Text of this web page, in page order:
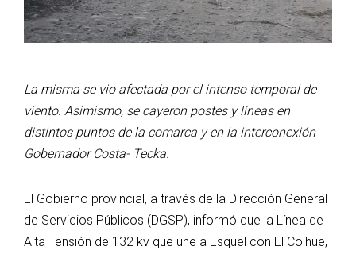
La misma se vio afectada por el intenso temporal de
viento. Asimismo, se cayeron postes y líneas en
distintos puntos de la comarca y en la interconexión
Gobernador Costa- Tecka.
El Gobierno provincial, a través de la Dirección General
de Servicios Públicos (DGSP), informó que la Línea de
Alta Tensión de 132 kv que une a Esquel con El Coihue,